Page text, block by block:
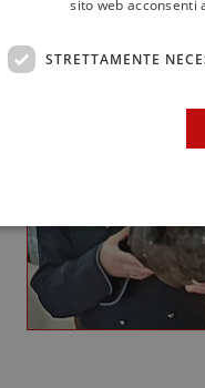
sito web acconsenti
STRETTAMENTE